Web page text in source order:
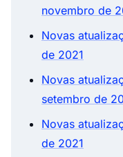
novembro de
Novas
de 2021
Novas
setembro de
Novas
de 2021